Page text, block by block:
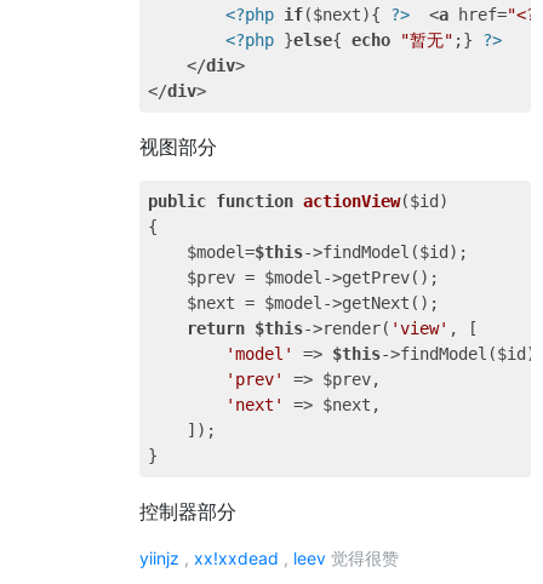
<?php if($next){ ?> <a href=
<?php }else{ echo "暂无" ;} ?>
</div>
</div>
视图部分
public function actionView($id)
{
    $model=
$this->findModel($id);
    $prev = $model->getPrev();
    $next = $model->getNext();
return $this->render( 'view' , [
'model'
=> $this-
'prev'
=> $prev,
'next'
=> $next,
    ]);
控制器部分
yiinjz , xx!xxdead , leev 觉得很赞